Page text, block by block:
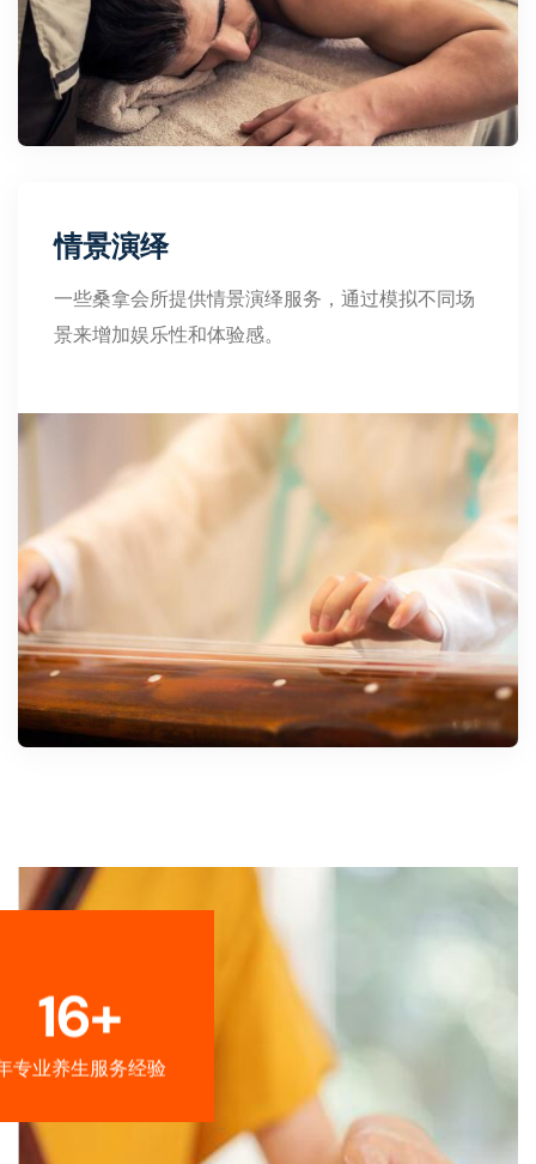
情景演绎
一些桑拿会所提供情景演绎服务，通过模拟不同场
景来增加娱乐性和体验感。
16+